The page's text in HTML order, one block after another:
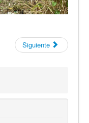
Siguiente